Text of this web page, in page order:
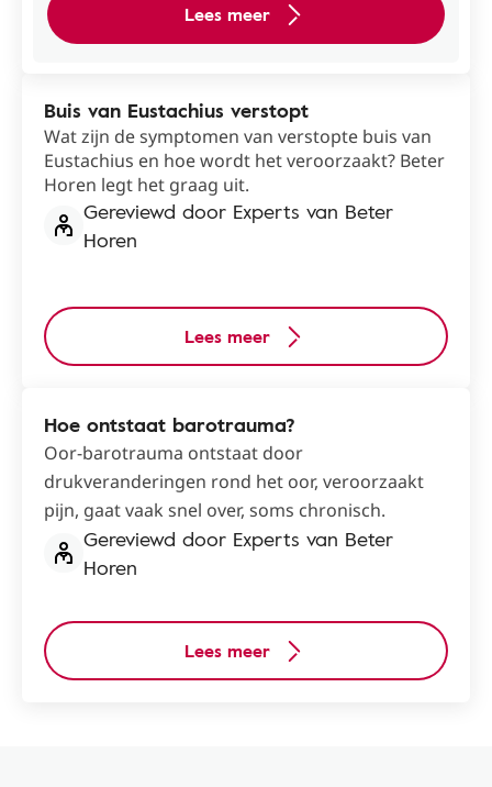
Lees meer
Buis van Eustachius verstopt
Wat zijn de symptomen van verstopte buis van
Eustachius en hoe wordt het veroorzaakt? Beter
Horen legt het graag uit.
Gereviewd door Experts van Beter
Horen
Lees meer
Hoe ontstaat barotrauma?
Oor-barotrauma ontstaat door
drukveranderingen rond het oor, veroorzaakt
pijn, gaat vaak snel over, soms chronisch.
Gereviewd door Experts van Beter
Horen
Lees meer